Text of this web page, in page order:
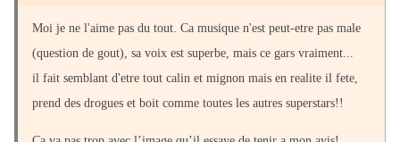
Moi je ne l'aime pas du tout. Ca musique n'est peut-etre pas male
(question de gout), sa voix est superbe, mais ce gars vraiment...
il fait semblant d'etre tout calin et mignon mais en realite il fete,
prend des drogues et boit comme toutes les autres superstars!!